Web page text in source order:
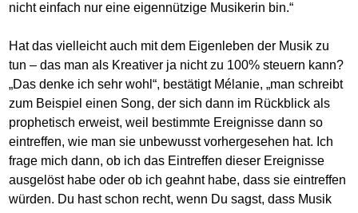
nicht einfach nur eine eigennützige Musikerin bin.“
Hat das vielleicht auch mit dem Eigenleben der Musik zu
tun – das man als Kreativer ja nicht zu 100% steuern kann?
„Das denke ich sehr wohl“, bestätigt Mélanie, „man schreibt
zum Beispiel einen Song, der sich dann im Rückblick als
prophetisch erweist, weil bestimmte Ereignisse dann so
eintreffen, wie man sie unbewusst vorhergesehen hat. Ich
frage mich dann, ob ich das Eintreffen dieser Ereignisse
ausgelöst habe oder ob ich geahnt habe, dass sie eintreffen
würden. Du hast schon recht, wenn Du sagst, dass Musik